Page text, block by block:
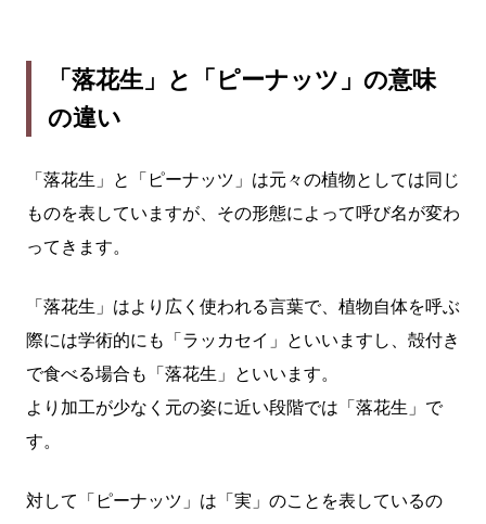
「落花生」と「ピーナッツ」の意味
の違い
「落花生」と「ピーナッツ」は元々の植物としては同じ
ものを表していますが、その形態によって呼び名が変わ
ってきます。
「落花生」はより広く使われる言葉で、植物自体を呼ぶ
際には学術的にも「ラッカセイ」といいますし、殻付き
で食べる場合も「落花生」といいます。
より加工が少なく元の姿に近い段階では「落花生」で
す。
対して「ピーナッツ」は「実」のことを表しているの